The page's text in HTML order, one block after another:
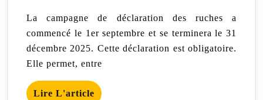
La campagne de déclaration des ruches a
commencé le 1er septembre et se terminera le 31
décembre 2025. Cette déclaration est obligatoire.
Elle permet, entre
Lire L'article Lire